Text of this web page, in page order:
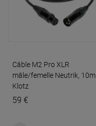
Câble M2 Pro XLR
mâle/femelle Neutrik, 10m
Klotz
59 €